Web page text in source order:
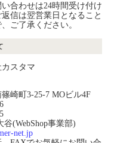
合わせは24時間受け付け
信は翌営業日となること
ご了承ください。
スタマ
崎町3-25-7 MOビル4F
(WebShop事業部)
net.jp